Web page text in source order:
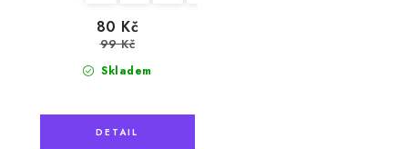
Skladem
80 Kč
99 Kč